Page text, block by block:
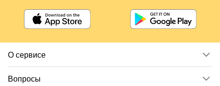
О сервисе
Вопросы